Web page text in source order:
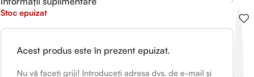
Stoc epuizat
Acest produs este în prezent epuizat.
Nu vă faceți griji! Introduceți adresa dvs. de e-mail și